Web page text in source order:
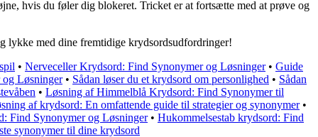
hvis du føler dig blokeret. Tricket er at fortsætte med at prøve og
lykke med dine fremtidige krydsordsudfordringer!
• Nerveceller Krydsord: Find Synonymer og Løsninger• Guide
Løsninger• Sådan løser du et krydsord om personlighed • Sådan
• Løsning af Himmelblå Krydsord: Find Synonymer til
af krydsord: En omfattende guide til strategier og synonymer•
Find Synonymer og Løsninger• Hukommelsestab krydsord: Find
synonymer til dine krydsord